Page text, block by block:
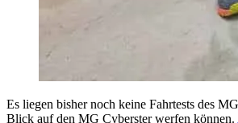
Es liegen bisher noch keine Fahrtests des
Blick auf den MG Cyberster werfen können.